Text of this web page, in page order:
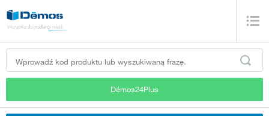
Démos24Plus